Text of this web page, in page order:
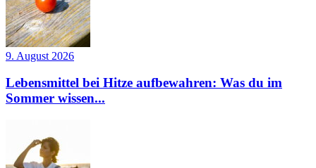
9. August 2026
Lebensmittel bei Hitze aufbewahren: Was du im
Sommer wissen...